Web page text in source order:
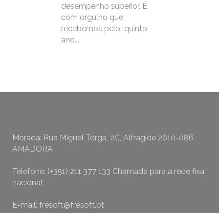
desempenho superior. É
com orgulho que
recebemos pelo quinto
ano...
Morada: Rua Miguel Torga, 2C, Alfragide 2610-086
AMADORA
Telefone: (+351) 211 377 133 Chamada para a rede fixa
nacional
E-mail: fresoft@fresoft.pt